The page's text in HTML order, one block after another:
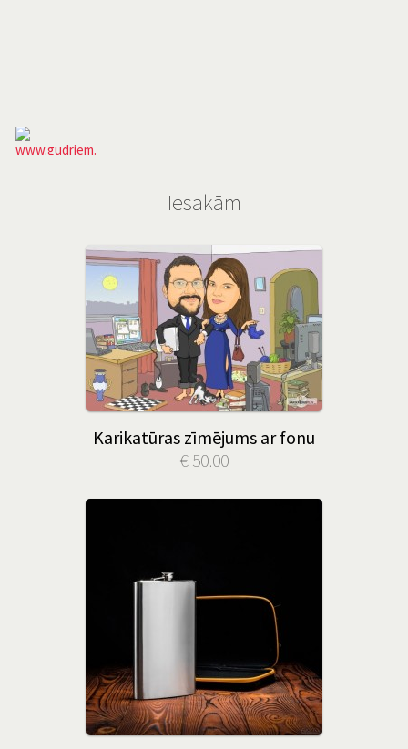
Iesakām
Karikatūras zīmējums ar fonu
€ 50.00